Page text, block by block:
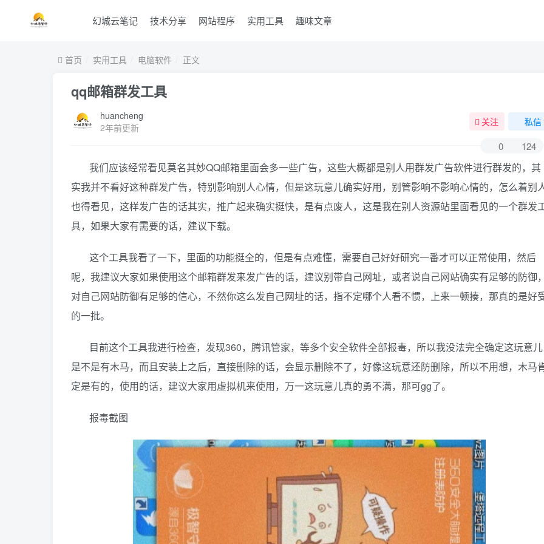
幻城云笔记 技术分享 网站程序 实用工具 趣味文章
首页 实用工具 电脑软件 正文
qq邮箱群发工具
huancheng
2年前更新
关注 私信
0 124
我们应该经常看见莫名其妙QQ邮箱里面会多一些广告，这些大概都是别人用群发广告软件进行群发的，其
实我并不看好这种群发广告，特别影响别人心情，但是这玩意儿确实好用，别管影响不影响心情的，怎么着别
也得看见，这样发广告的话其实，推广起来确实挺快，是有点废人，这是我在别人资源站里面看见的一个群发
具，如果大家有需要的话，建议下载。
这个工具我看了一下，里面的功能挺全的，但是有点难懂，需要自己好好研究一番才可以正常使用，然后
呢，我建议大家如果使用这个邮箱群发来发广告的话，建议别带自己网址，或者说自己网站确实有足够的防御，
对自己网站防御有足够的信心，不然你这么发自己网址的话，指不定哪个人看不惯，上来一顿揍，那真的是好
的一批。
目前这个工具我进行检查，发现360，腾讯管家，等多个安全软件全部报毒，所以我没法完全确定这玩意儿
是不是有木马，而且安装上之后，直接删除的话，会显示删除不了，好像这玩意还防删除，所以不用想，木马
定是有的，使用的话，建议大家用虚拟机来使用，万一这玩意儿真的勇不满，那可gg了。
报毒截图